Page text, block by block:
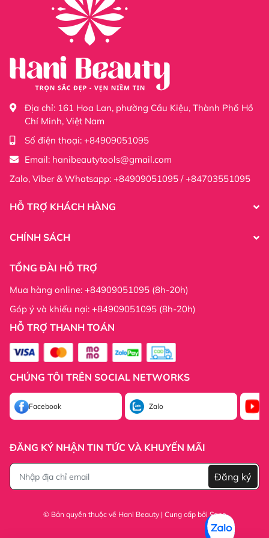
https://www.tiktok.com/@sieuthidonghehanibeauty
https://www.facebook.com/profile.php?
id=61555365206677
Thông tin công ty:
Thông tin công ty:
Địa chỉ: 161 Hoa Lan, phường Cầu Kiệu, Thành Phố Hồ
Chí Minh, Việt Nam
Số điện thoại: +84909051095
Email: hanibeautytools@gmail.com
Zalo, Viber & Whatsapp: +84909051095 / +84703551095
HỖ TRỢ KHÁCH HÀNG
CHÍNH SÁCH
TỔNG ĐÀI HỖ TRỢ
Mua hàng online: +84909051095 (8h-20h)
Góp ý và khiếu nại: +84909051095 (8h-20h)
HỖ TRỢ THANH TOÁN
CHÚNG TÔI TRÊN SOCIAL NETWORKS
Facebook Zalo
ĐĂNG KÝ NHẬN TIN TỨC VÀ KHUYẾN MÃI
Đăng ký
© Bản quyền thuộc về Hani Beauty | Cung cấp bởiSapo